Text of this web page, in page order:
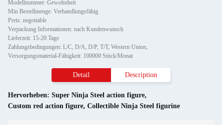
Modellnummer: Gewohnheit
Min Bestellmenge: Verhandlungsfähig
Preis: negotiable
Verpackung Informationen: nach Kundenwunsch
Lieferzeit: 15-20 Tage
Zahlungsbedingungen: L/C, D/A, D/P, T/T, Western Union,
Versorgungsmaterial-Fähigkeit: 100000 Stück/Monat
Detail Description
Hervorheben: Super Ninja Steel action figure,
Custom red action figure, Collectible Ninja Steel figurine